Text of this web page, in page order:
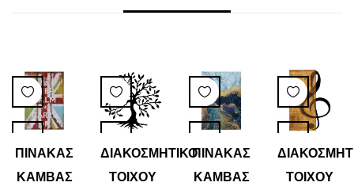
ΠΙΝΑΚΑΣ
ΚΑΜΒΑΣ
ΔΙΑΚΟΣΜΗΤΙΚΟ
ΤΟΙΧΟΥ
ΠΙΝΑΚΑΣ
ΚΑΜΒΑΣ
ΤΟΙΧΟΥ